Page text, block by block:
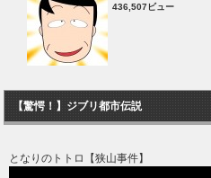
436,507ビュー
【驚愕！】ジブリ都市伝説
となりのトトロ【狭山事件】